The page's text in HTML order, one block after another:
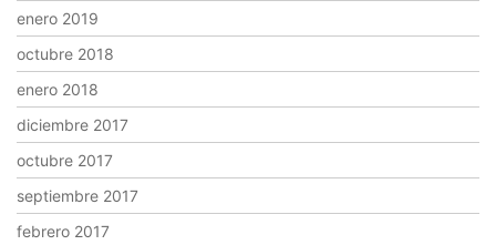
enero 2019
octubre 2018
enero 2018
diciembre 2017
octubre 2017
septiembre 2017
febrero 2017